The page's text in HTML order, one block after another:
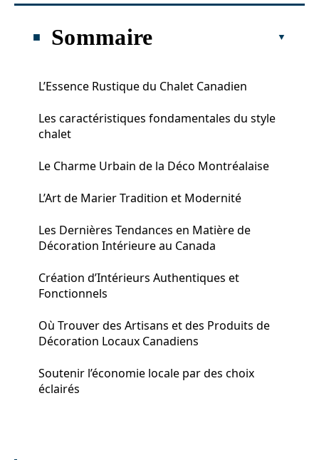
Sommaire
L’Essence Rustique du Chalet Canadien
Les caractéristiques fondamentales du style
chalet
Le Charme Urbain de la Déco Montréalaise
L’Art de Marier Tradition et Modernité
Les Dernières Tendances en Matière de
Décoration Intérieure au Canada
Création d’Intérieurs Authentiques et
Fonctionnels
Où Trouver des Artisans et des Produits de
Décoration Locaux Canadiens
Soutenir l’économie locale par des choix
éclairés